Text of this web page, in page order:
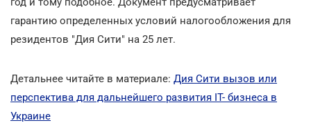
гарантию определенных условий налогообложения для
резидентов "Дия Сити" на 25 лет.
Детальнее читайте в материале: Дия Сити вызов или
перспектива для дальнейшего развития IT- бизнеса в
Украине